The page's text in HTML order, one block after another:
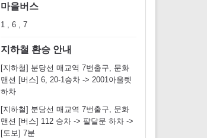
마을버스
1 , 6 , 7
지하철 환승 안내
[지하철] 분당선 매교역 7번출구, 문화
맨션 [버스] 6, 20-1승차 -> 2001아울렛
하차
[지하철] 분당선 매교역 7번출구, 문화
맨션 [버스] 112 승차 -> 팔달문 하차 ->
[도보] 7분